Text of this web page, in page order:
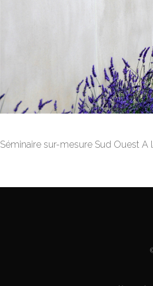
Séminaire sur-mesure Sud Ouest A